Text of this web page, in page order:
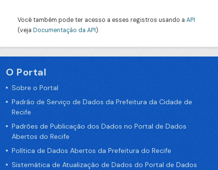
Você também pode ter acesso a esses registros usando a API
(veja Documentação da API).
O Portal
Sobre o Portal
Padrão de Serviço de Dados da Prefeitura da Cidade de
Recife
Padrões de Publicação dos Dados no Portal de Dados
Abertos do Recife
Política de Dados Abertos da Prefeitura do Recife
Sistemática de Atualização de Dados do Portal de Dados